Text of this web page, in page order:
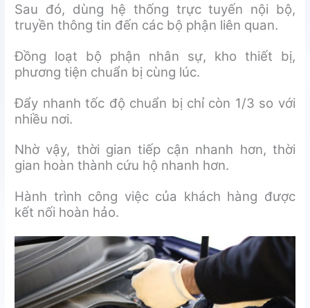
Sau đó, dùng hệ thống trực tuyến nội bộ,
truyền thông tin đến các bộ phận liên quan.
Đồng loạt bộ phận nhân sự, kho thiết bị,
phương tiện chuẩn bị cùng lúc.
Đẩy nhanh tốc độ chuẩn bị chỉ còn 1/3 so với
nhiều nơi.
Nhờ vậy, thời gian tiếp cận nhanh hơn, thời
gian hoàn thành cứu hộ nhanh hơn.
Hành trình công việc của khách hàng được
kết nối hoàn hảo.